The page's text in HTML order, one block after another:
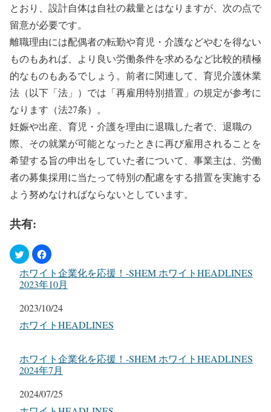
とおり、設計自体は自社の裁量とはなりますが、次の点で
留意が必要です。
離職理由には配偶者の転勤や育児・介護などやむを得ない
ものもあれば、より良い労働条件を求めるなど比較的積極
的なものもあるでしょう。前者に関連して、育児介護休業
法（以下「法」）では「再雇用特別措置」の規定が参考に
なります（法27条）。
妊娠や出産、育児・介護を理由に退職した者で、退職の
際、その就業が可能となったときに再び雇用されることを
希望する旨の申出をしていた者について、事業主は、労働
者の募集採用に当たって特別の配慮をする措置を実施する
よう努めなければならないとしています。
共有:
ホワイト企業化を応援！-SHEM ホワイトHEADLINES
2023年10月
日付
2023/10/24
関連理由
ホワイトHEADLINES
ホワイト企業化を応援！-SHEM ホワイトHEADLINES
2024年7月
日付
2024/07/25